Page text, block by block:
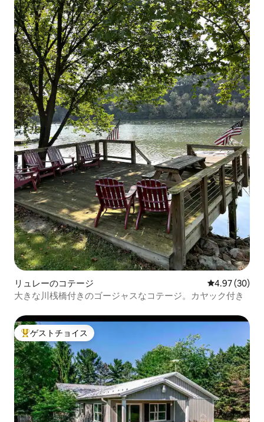
リュレーのコテージ レビュー30
4.97 (30)
大きな川桟橋付きのゴージャスなコテージ。カヤック付き
大好評のゲストチョイスです。
ゲストチョイス